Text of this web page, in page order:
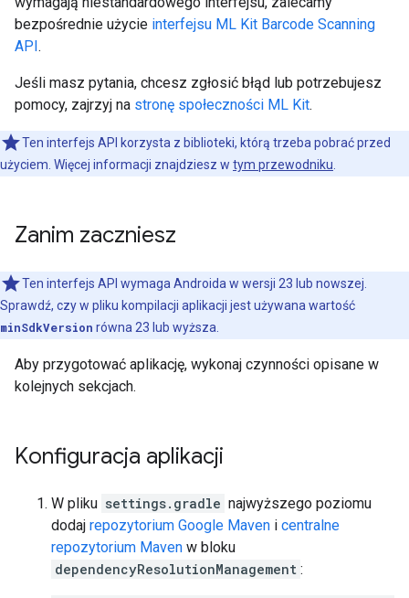
bezpośrednie użycie interfejsu ML Kit Barcode Scanning
API.
Jeśli masz pytania, chcesz zgłosić błąd lub potrzebujesz
pomocy, zajrzyj na stronę społeczności ML Kit.
Ten interfejs API korzysta z biblioteki, którą trzeba pobrać przed
użyciem. Więcej informacji znajdziesz w tym przewodniku
Zanim zaczniesz
Ten interfejs API wymaga Androida w wersji 23 lub nowszej.
Sprawdź, czy w pliku kompilacji aplikacji jest używana wartość
minSdkVersion równa 23 lub wyższa.
Aby przygotować aplikację, wykonaj czynności opisane w
kolejnych sekcjach.
Konfiguracja aplikacji
W pliku settings.gradle najwyższego poziomu
dodaj repozytorium Google Maven i centralne
repozytorium Maven w bloku
dependencyResolutionManagement :